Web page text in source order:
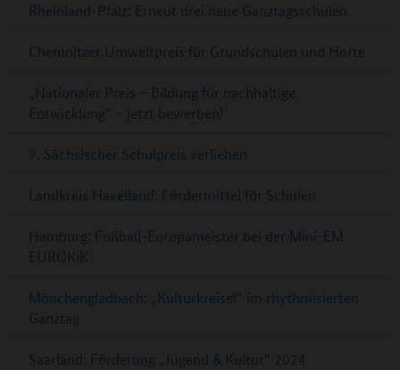
Rheinland-Pfalz: Erneut drei neue Ganztagsschulen
Chemnitzer Umweltpreis für Grundschulen und Horte
„Nationaler Preis – Bildung für nachhaltige
Entwicklung“ – jetzt bewerben!
7. Sächsischer Schulpreis verliehen
Landkreis Havelland: Fördermittel für Schulen
Hamburg: Fußball-Europameister bei der Mini-EM
EUROKiK
Mönchengladbach: „Kulturkreisel“ im rhythmisierten
Ganztag
Saarland: Förderung „Jugend & Kultur“ 2024